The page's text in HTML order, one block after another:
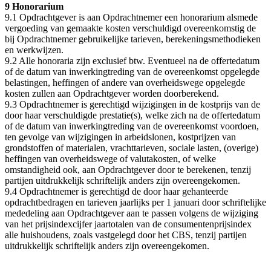
9 Honorarium
9.1 Opdrachtgever is aan Opdrachtnemer een honorarium alsmede
vergoeding van gemaakte kosten verschuldigd overeenkomstig de
bij Opdrachtnemer gebruikelijke tarieven, berekeningsmethodieken
en werkwijzen.
9.2 Alle honoraria zijn exclusief btw. Eventueel na de offertedatum
of de datum van inwerkingtreding van de overeenkomst opgelegde
belastingen, heffingen of andere van overheidswege opgelegde
kosten zullen aan Opdrachtgever worden doorberekend.
9.3 Opdrachtnemer is gerechtigd wijzigingen in de kostprijs van de
door haar verschuldigde prestatie(s), welke zich na de offertedatum
of de datum van inwerkingtreding van de overeenkomst voordoen,
ten gevolge van wijzigingen in arbeidslonen, kostprijzen van
grondstoffen of materialen, vrachttarieven, sociale lasten, (overige)
heffingen van overheidswege of valutakosten, of welke
omstandigheid ook, aan Opdrachtgever door te berekenen, tenzij
partijen uitdrukkelijk schriftelijk anders zijn overeengekomen.
9.4 Opdrachtnemer is gerechtigd de door haar gehanteerde
opdrachtbedragen en tarieven jaarlijks per 1 januari door schriftelijke
mededeling aan Opdrachtgever aan te passen volgens de wijziging
van het prijsindexcijfer jaartotalen van de consumentenprijsindex
alle huishoudens, zoals vastgelegd door het CBS, tenzij partijen
uitdrukkelijk schriftelijk anders zijn overeengekomen.